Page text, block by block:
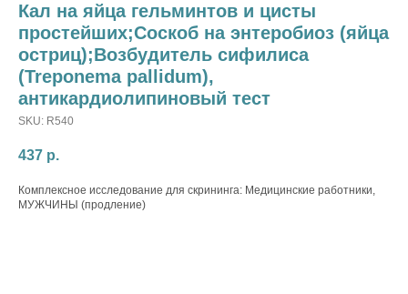
Кал на яйца гельминтов и цисты
простейших;Соскоб на энтеробиоз (яйца
остриц);Возбудитель сифилиса
(Treponema pallidum),
антикардиолипиновый тест
SKU: R540
437 р.
Комплексное исследование для скрининга: Медицинские работники,
МУЖЧИНЫ (продление)